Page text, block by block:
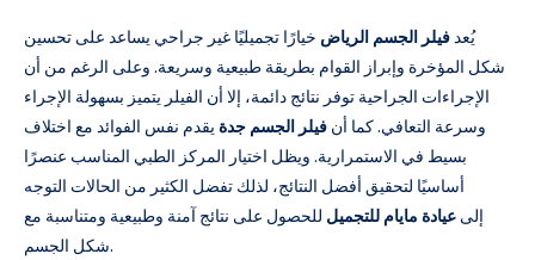
يُعدفيلر الجسم الرياض خيارًا تجميليًا غير جراحي يساعد على تحسين
شكل المؤخرة وإبراز القوام بطريقة طبيعية وسريعة. وعلى الرغم من أن
الإجراءات الجراحية توفر نتائج دائمة، إلا أن الفيلر يتميز بسهولة الإجراء
وسرعة التعافي. كما أن فيلر الجسم جدة يقدم نفس الفوائد مع اختلاف
بسيط في الاستمرارية. ويظل اختيار المركز الطبي المناسب عنصرًا
أساسيًا لتحقيق أفضل النتائج، لذلك تفضل الكثير من الحالات التوجه
إلى عيادة مايام للتجميل للحصول على نتائج آمنة وطبيعية ومتناسبة مع
شكل الجسم.